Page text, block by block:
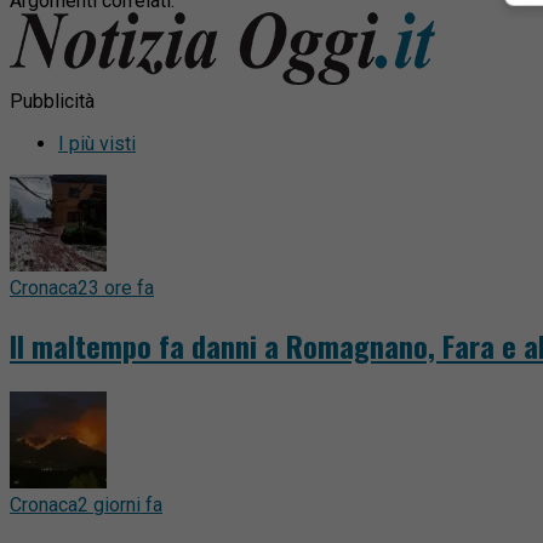
Pubblicità
I più visti
Cronaca23 ore fa
Il maltempo fa danni a Romagnano, Fara e
Cronaca2 giorni fa